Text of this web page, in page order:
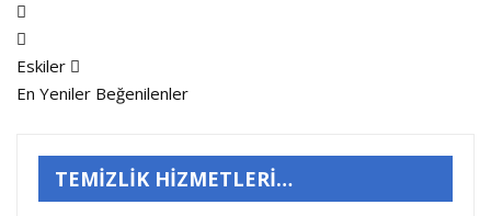
Eskiler
En Yeniler Beğenilenler
TEMİZLİK HİZMETLERİ…